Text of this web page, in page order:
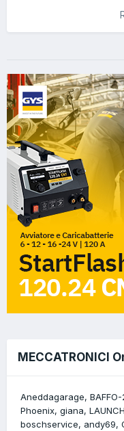
MECCATRONICI
Aneddagarage
Phoenix giana
boschservice
andy69